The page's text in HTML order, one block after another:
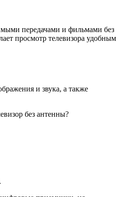
передачами и фильмами без
просмотр телевизора удобным
и звука, а также
без антенны?